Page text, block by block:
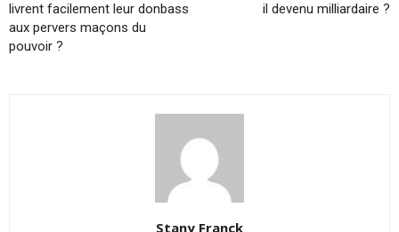
livrent facilement leur donbass
aux pervers maçons du
pouvoir ?
il devenu milliardaire ?
Stany Franck